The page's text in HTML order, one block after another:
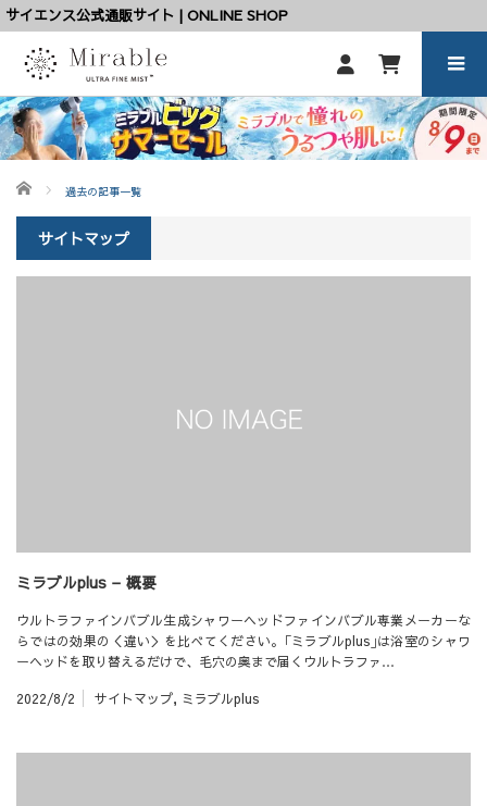
サイエンス公式通販サイト | ONLINE SHOP
ホーム 過去の記事一覧
サイトマップ
ミラブルplus – 概要
ウルトラファインバブル生成シャワーヘッドファインバブル専業メーカーな
らではの効果の＜違い＞を比べてください。｢ミラブルplus｣は浴室のシャワ
ーヘッドを取り替えるだけで、毛穴の奥まで届くウルトラファ…
2022/8/2 サイトマップ, ミラブルplus